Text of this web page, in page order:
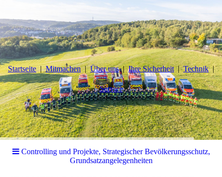
Startseite Mitmachen Über uns Ihre Sicherheit Technik
Service
Controlling und Projekte, Strategischer Bevölkerungsschutz,
Grundsatzangelegenheiten